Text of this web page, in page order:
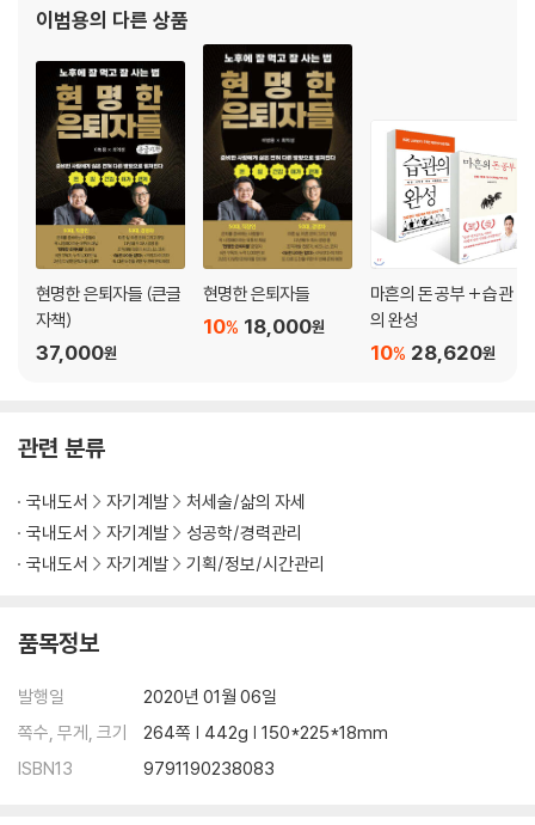
6. 저질체력, 어떻게 20km 마라톤에 성공했을까?
플래너 한 줄 업데이트 | 5층 계단만 올라도 다리가 후들거려요 | 특별한
인연 | 허리가 4인치 줄었어요 | 어떻게 변화에 성공할 수 있었을까? | 슬
럼프에서 어떻게 빠져나왔을까?
7. 시간에 쫓기던 대학생, 꿈을 읽고 그리다
드로잉 한 장 그리기 | 딱 2분만을 외치다 | 드로잉이 어떻게 변했을까?
8. 엄마의 솔선수범, 아이들이 달라지다
이불 정리의 기적 | 마찰이 자꾸 생기더라고요, 아시죠? | 습관이 왜 잘 유
지되지 못했을까? | 롤모델이 되고 싶어요 | 사전조치 전략 | 공개선언 효
과 | 우리 아이가 달라졌어요 | 습관도 나답게 | 자존감 수업
나의 핵심 키워드 찾기 | 하우스턴의 키워드 | 나의 습관 키워드
2. 누구나 쉽게 성공하는 습관 방정식
나머지 반은 꾸준함이다
3. 습관을 실천해도 삶이 변하지 않는 이유
| 정체성 중심의 습관 | 정체성 중심 의 목표 찾기 | 아들러 심리학에서 배운
것
위(MBA)를 받았다. 저서로는 [습
이범용의 다른 상품
현명한 은퇴자들 (큰글
자책)
37,000원
현명한 은퇴자들
18,000원
10%
마흔의 돈 공부 + 습관
의 완성
28,620원
10%
관련 분류
국내도서 자기계발
처세술/삶의 자세
국내도서
자기계발
성공학/경력관리
국내도서
자기계발 기획/정보/시간관리
품목정보
발행일
2020년 01월 06일
쪽수, 무게, 크기
264쪽 | 442g | 150*225*18mm
ISBN13
9791190238083